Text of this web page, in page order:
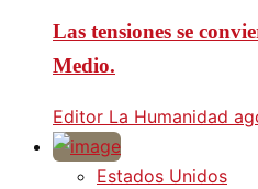
Las tensiones se
Medio.
Editor La Humanidad
Estados Unidos